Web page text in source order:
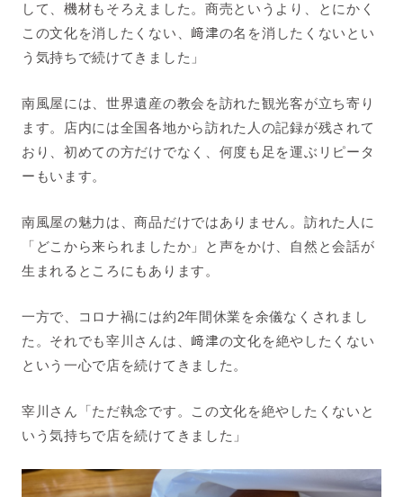
して、機材もそろえました。商売というより、とにかく
この文化を消したくない、 﨑津の名を消したくないとい
う気持ちで続けてきました」
南風屋には、世界遺産の教会を訪れた観光客が立ち寄り
ます。店内には全国各地から訪れた人の記録が残されて
おり、初めての方だけでなく、何度も足を運ぶリピータ
ーもいます。
南風屋の魅力は、商品だけではありません。訪れた人に
「どこから来られましたか」と声をかけ、自然と会話が
生まれるところにもあります。
一方で、コロナ禍には約2年間休業を余儀なくされまし
た。それでも宰川さんは、 﨑津の文化を絶やしたくない
という一心で店を続けてきました。
宰川 さん「ただ執念です。この文化を絶やしたくないと
いう気持ちで店を続けてきました」